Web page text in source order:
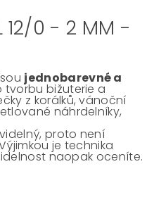
12/0 - 2 MM -
jednobarevné a
tvorbu bižuterie a
z korálků, vánoční
náhrdelníky,
proto není
je technika
naopak oceníte.